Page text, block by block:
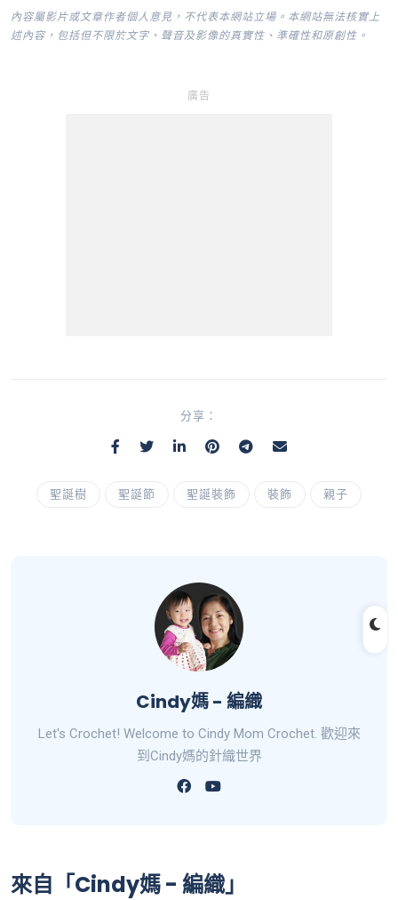
內容屬影片或文章作者個人意見，不代表本網站立場。本網站無法核實上
述內容，包括但不限於文字、聲音及影像的真實性、準確性和原創性。
廣告
分享：
聖誕樹 聖誕節 聖誕裝飾 裝飾 親子
Cindy媽 - 編織
Let's Crochet! Welcome to Cindy Mom Crochet. 歡迎來
到Cindy媽的針織世界
來自「Cindy媽 - 編織」